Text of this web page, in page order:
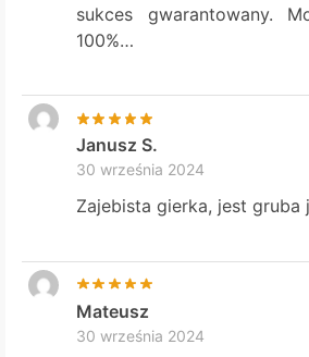
sukces gwarantowany.
100%…
Janusz S.
30 września 2024
Zajebista gierka, jest gruba
Mateusz
30 września 2024